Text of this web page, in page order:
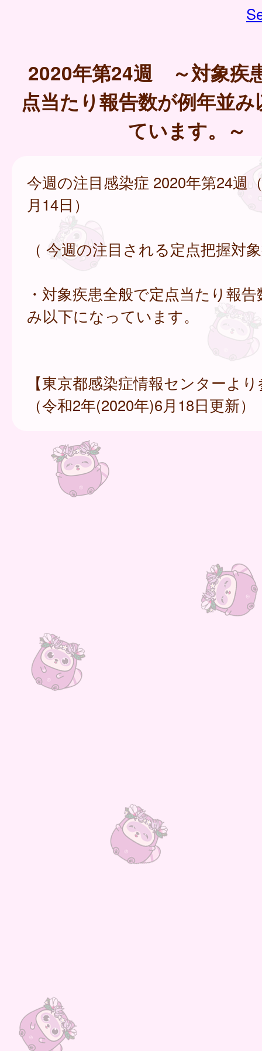
2020年第24週 ～対象疾
点当たり報告数が例年並
ています。～
今週の注目感染症 2020年第24週
月14日）
（ 今週の注目される定点把握対
・対象疾患全般で定点当たり報
み以下になっています。
【東京都感染症情報センターよ
（令和2年(2020年)6月18日更新）